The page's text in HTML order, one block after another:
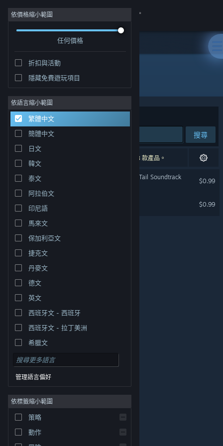
登入
社群
關於
客服
變更語言
取得 Steam 行動應用程式
檢視電腦版網頁
權人在美國與其它國家（地區）之財產。
Cookie
依價格縮小範圍
任何價格
折扣與活動
隱藏免費遊玩項目
依語言縮小範圍
繁體中文
簡體中文
日文
韓文
泰文
阿拉伯文
印尼語
馬來文
保加利亞文
捷克文
丹麥文
德文
英文
西班牙文 - 西班牙
西班牙文 - 拉丁美洲
希臘文
管理語言偏好
依標籤縮小範圍
策略
動作
開發人員: ElectroKaplosion LLC
排序依據 相關性
搜尋
2 項相符的搜尋結果。 已根據您的偏好設定排除 3 款產品。
MareQuest: An Interactive Tail Soundtrack
$0.99
$0.99